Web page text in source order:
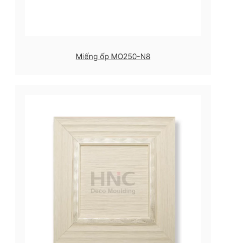
Miếng ốp MO250-N8